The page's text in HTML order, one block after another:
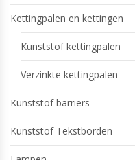
Kettingpalen en kettingen
Kunststof kettingpalen
Verzinkte kettingpalen
Kunststof barriers
Kunststof Tekstborden